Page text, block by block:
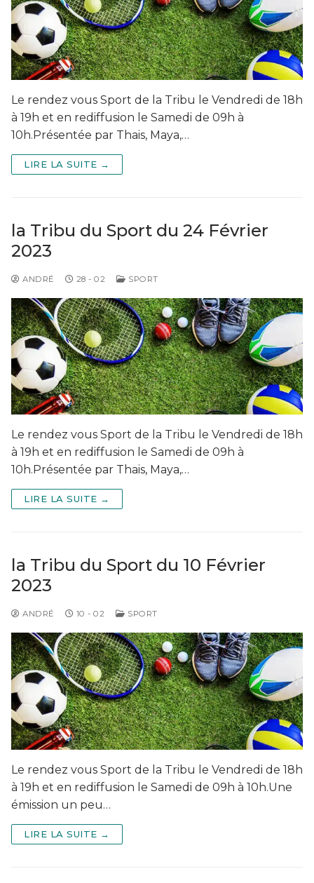
Le rendez vous Sport de la Tribu le Vendredi de 18h
à 19h et en rediffusion le Samedi de 09h à
10h.Présentée par Thais, Maya,…
LIRE LA SUITE →
la Tribu du Sport du 24 Février
2023
ANDRÉ 28 - 02 SPORT
Le rendez vous Sport de la Tribu le Vendredi de 18h
à 19h et en rediffusion le Samedi de 09h à
10h.Présentée par Thais, Maya,…
LIRE LA SUITE →
la Tribu du Sport du 10 Février
2023
ANDRÉ 10 - 02 SPORT
Le rendez vous Sport de la Tribu le Vendredi de 18h
à 19h et en rediffusion le Samedi de 09h à 10h.Une
émission un peu…
LIRE LA SUITE →